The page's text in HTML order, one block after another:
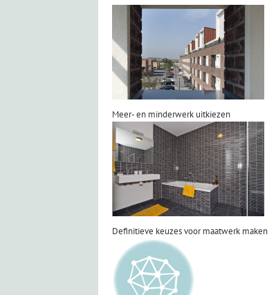
Meer- en minderwerk uitkiezen
Definitieve keuzes voor maatwerk maken